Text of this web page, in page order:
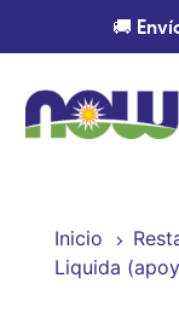
🚚
Inicio
Liquida